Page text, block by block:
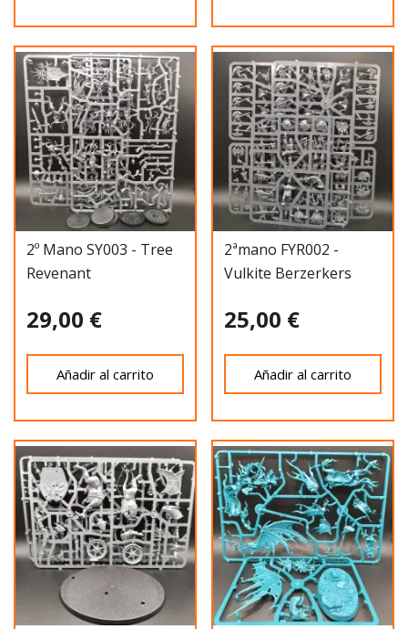
2º Mano SY003 - Tree
Revenant
29,00 €
Añadir al carrito
2ªmano FYR002 -
Vulkite Berzerkers
25,00 €
Añadir al carrito